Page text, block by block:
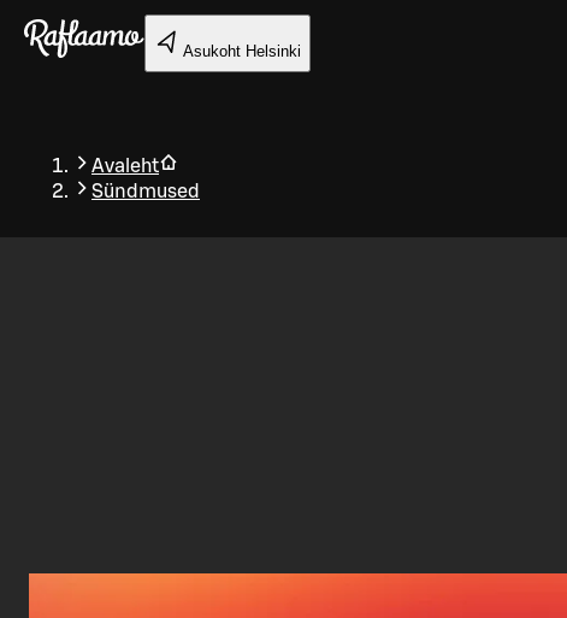
Liigu peamise sisu juurde
Asukoht Helsinki
Avaleht
Sündmused
Tagasi